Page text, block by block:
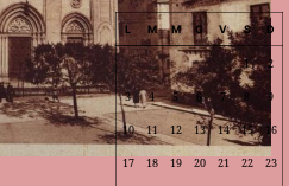
L M M G V S D
1 2
3 4 5 6 7 8 9
10 11 12 13 14 15 16
17 18 19 20 21 22 23